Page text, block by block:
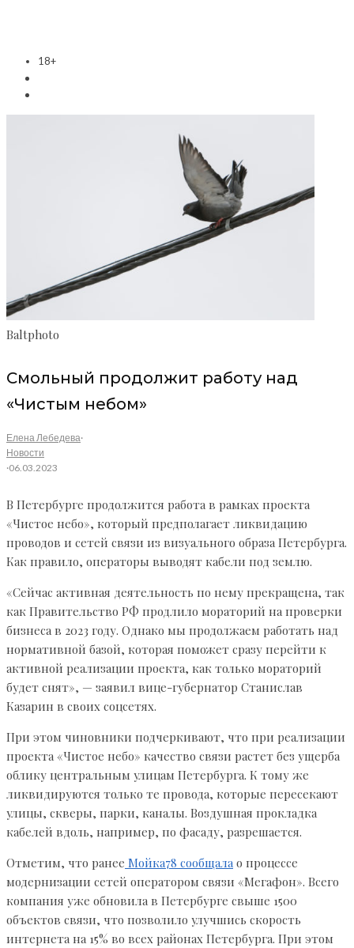
18+
Baltphoto
Смольный продолжит работу над
«Чистым небом»
Елена Лебедева·
Новости
·06.03.2023
В Петербурге продолжится работа в рамках проекта
«Чистое небо», который предполагает ликвидацию
проводов и сетей связи из визуального образа Петербурга.
Как правило, операторы выводят кабели под землю.
«Сейчас активная деятельность по нему прекращена, так
как Правительство РФ продлило мораторий на проверки
бизнеса в 2023 году. Однако мы продолжаем работать над
нормативной базой, которая поможет сразу перейти к
активной реализации проекта, как только мораторий
будет снят», — заявил вице-губернатор Станислав
Казарин в своих соцсетях.
При этом чиновники подчеркивают, что при реализации
проекта «Чистое небо» качество связи растет без ущерба
облику центральным улицам Петербурга. К тому же
ликвидируются только те провода, которые пересекают
улицы, скверы, парки, каналы. Воздушная прокладка
кабелей вдоль, например, по фасаду, разрешается.
Отметим, что ранее Мойка78 сообщалао процессе
модернизации сетей оператором связи «Мегафон». Всего
компания уже обновила в Петербурге свыше 1500
объектов связи, что позволило улучшись скорость
интернета на 15% во всех районах Петербурга. При этом